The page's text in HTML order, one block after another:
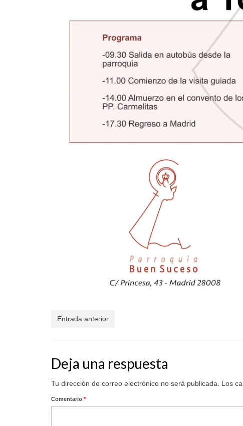
Entrada anterior
Deja una respuesta
Tu dirección de correo electrónico no será publicada. Los
Comentario *